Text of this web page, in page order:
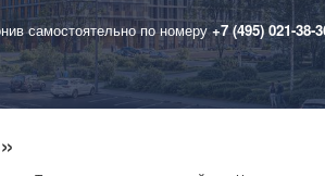
самостоятельно по номеру+7 (495) 021-38-